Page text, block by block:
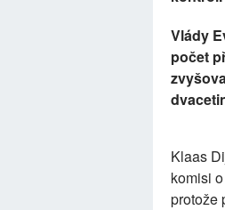
Vlády
počet
Klaas
komisi
protože